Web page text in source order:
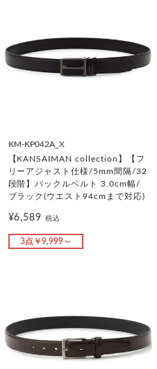
KM-KP042A_X
【KANSAIMAN collection】【フ
リーアジャスト仕様/5mm間隔/32
段階】バックルベルト 3.0cm幅/
ブラック(ウエスト94cmまで対応)
¥6,589税込
3点￥9,999～